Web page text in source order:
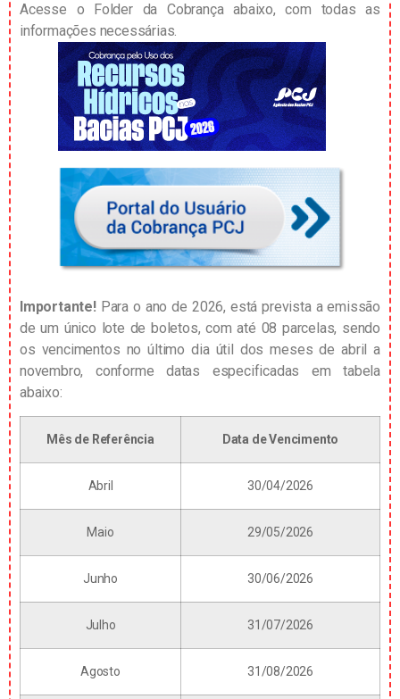
Acesse o Folder da Cobrança abaixo, com todas as
informações necessárias.
Importante!Para o ano de 2026, está prevista a emissão
de um único lote de boletos, com até 08 parcelas, sendo
os vencimentos no último dia útil dos meses de abril a
novembro, conforme datas especificadas em tabela
abaixo:
Mês de Referência Data de Vencimento
Abril 30/04/2026
Maio 29/05/2026
Junho 30/06/2026
Julho 31/07/2026
Agosto 31/08/2026